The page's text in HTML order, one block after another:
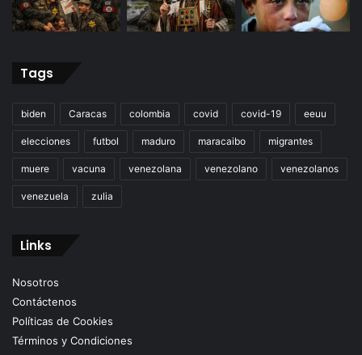
Tags
biden Caracas colombia covid covid-19 eeuu
elecciones futbol maduro maracaibo migrantes
muere vacuna venezolana venezolano venezolanos
venezuela zulia
Links
Nosotros
Contáctenos
Políticas de Cookies
Términos y Condiciones